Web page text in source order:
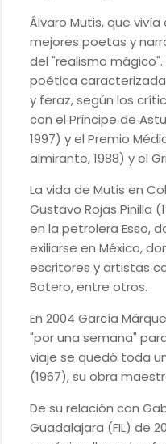
Álvaro Mutis, que
mejores poetas y
del "realismo
poética caracterizada
y feraz, según los
con el Príncipe de
1997) y el Premio
almirante, 1988) y el
La vida de Mutis en
Gustavo Rojas Pinilla
en la petrolera Esso,
exiliarse en México,
escritores y artistas
Botero, entre otros.
En 2004 García
"por una semana"
viaje se quedó toda
(1967), su obra
De su relación con
Guadalajara (FIL) de